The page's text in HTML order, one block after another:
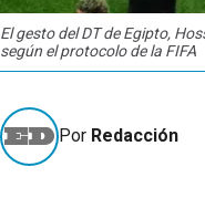
El gesto del DT de Egipto,
según el protocolo de la FIFA
Por Redacción